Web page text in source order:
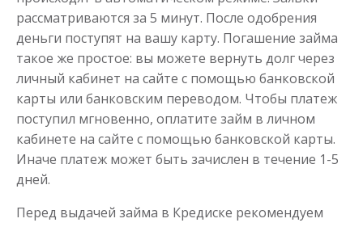
рассматриваются за 5 минут. После одобрения
деньги поступят на вашу карту. Погашение займа
такое же простое: вы можете вернуть долг через
личный кабинет на сайте с помощью банковской
карты или банковским переводом. Чтобы платеж
поступил мгновенно, оплатите займ в личном
кабинете на сайте с помощью банковской карты.
Иначе платеж может быть зачислен в течение 1-5
дней.
Перед выдачей займа в Кредиске рекомендуем